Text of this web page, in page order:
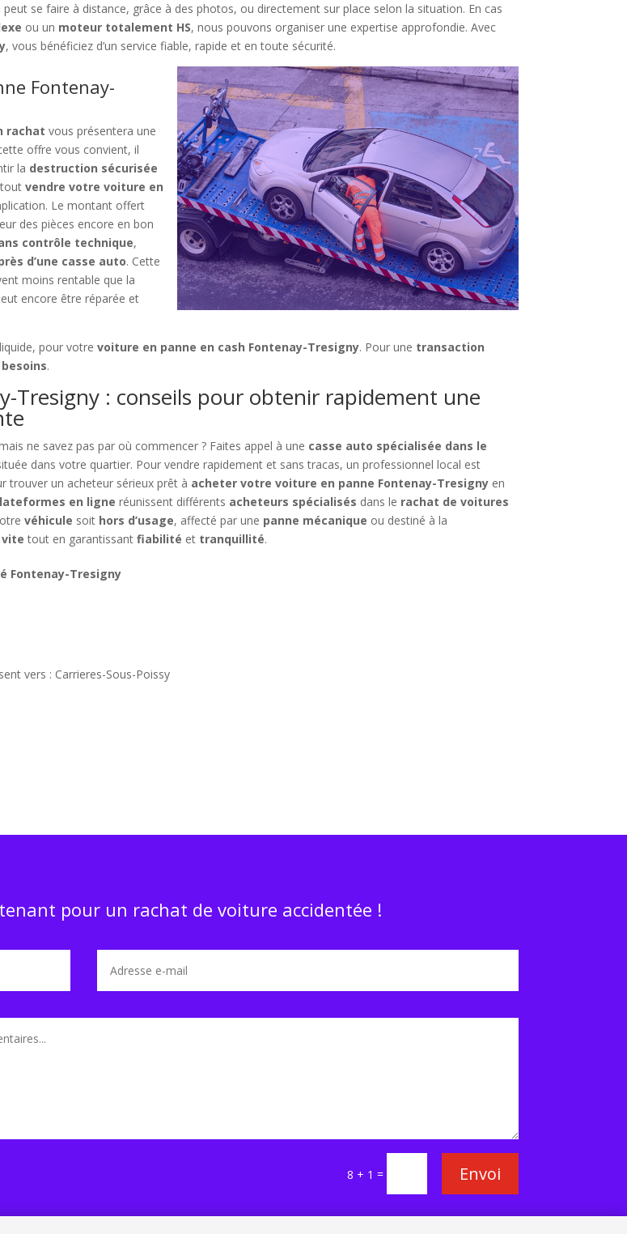
peut se faire à distance, grâce à des photos, ou directement sur place selon la situation. En cas
ou un moteur totalement HS, nous pouvons organiser une expertise approfondie. Avec
, vous bénéficiez d’un service fiable, rapide et en toute sécurité.
Fontenay-
rachat vous présentera une
offre vous convient, il
la destruction sécurisée
toutvendre votre voiture en
Le montant offert
des pièces encore en bon
contrôle technique,
d’une casse auto. Cette
moins rentable que la
encore être réparée et
pour votrevoiture en panne en cash Fontenay-Tresigny. Pour une transaction
besoins.
Tresigny : conseils pour obtenir rapidement une
ne savez pas par où commencer ? Faites appel à une casse auto spécialisée dans le
dans votre quartier. Pour vendre rapidement et sans tracas, un professionnel local est
trouver un acheteur sérieux prêt à acheter votre voiture en panne Fontenay-Tresigny en
en ligne réunissent différents acheteurs spécialisés dans le rachat de voitures
véhicule soit hors d’usage, affecté par une panne mécanique ou destiné à la
vite tout en garantissantfiabilité et tranquillité.
Fontenay-Tresigny
vers : Carrieres-Sous-Poissy
pour un rachat de voiture accidentée !
8 + 1 = Envoi